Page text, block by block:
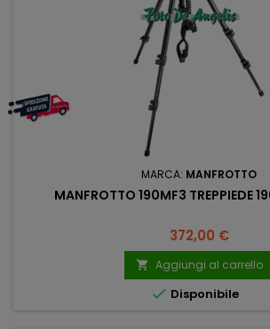
MARCA: MANFROTTO
MANFROTTO 190MF3 TREPPIEDE
Prezzo
372,00 €
 Aggiungi al carrello
 Disponibile